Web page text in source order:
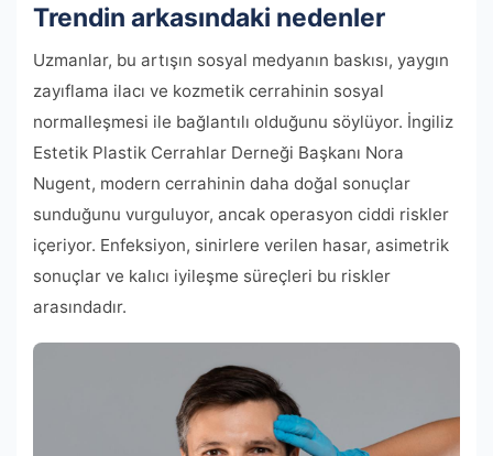
Trendin arkasındaki nedenler
Uzmanlar, bu artışın sosyal medyanın baskısı, yaygın
zayıflama ilacı ve kozmetik cerrahinin sosyal
normalleşmesi ile bağlantılı olduğunu söylüyor. İngiliz
Estetik Plastik Cerrahlar Derneği Başkanı Nora
Nugent, modern cerrahinin daha doğal sonuçlar
sunduğunu vurguluyor, ancak operasyon ciddi riskler
içeriyor. Enfeksiyon, sinirlere verilen hasar, asimetrik
sonuçlar ve kalıcı iyileşme süreçleri bu riskler
arasındadır.